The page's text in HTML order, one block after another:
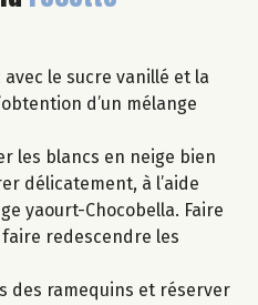
le sucre vanillé et la
d’un mélange
les blancs en neige bien
délicatement, à l’aide
yaourt-Chocobella. Faire
redescendre les
des ramequins et réserver